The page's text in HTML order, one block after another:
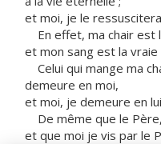
et moi, je le
En effet, ma chair est
et mon sang est la vraie
Celui qui mange ma
demeure en moi,
et moi, je demeure en
De même que le
et que moi je vis par le